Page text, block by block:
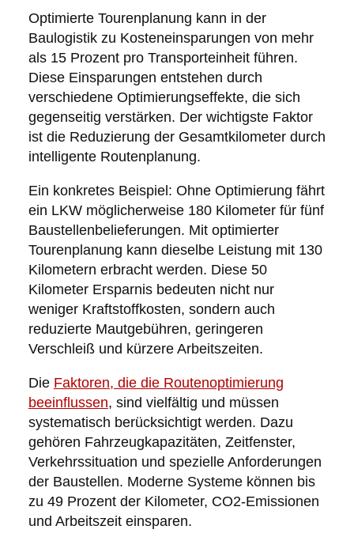
Optimierte Tourenplanung kann in der
Baulogistik zu Kosteneinsparungen von mehr
als 15 Prozent pro Transporteinheit führen.
Diese Einsparungen entstehen durch
verschiedene Optimierungseffekte, die sich
gegenseitig verstärken. Der wichtigste Faktor
ist die Reduzierung der Gesamtkilometer durch
intelligente Routenplanung.
Ein konkretes Beispiel: Ohne Optimierung fährt
ein LKW möglicherweise 180 Kilometer für fünf
Baustellenbelieferungen. Mit optimierter
Tourenplanung kann dieselbe Leistung mit 130
Kilometern erbracht werden. Diese 50
Kilometer Ersparnis bedeuten nicht nur
weniger Kraftstoffkosten, sondern auch
reduzierte Mautgebühren, geringeren
Verschleiß und kürzere Arbeitszeiten.
Die Faktoren, die die Routenoptimierung
beeinflussen, sind vielfältig und müssen
systematisch berücksichtigt werden. Dazu
gehören Fahrzeugkapazitäten, Zeitfenster,
Verkehrssituation und spezielle Anforderungen
der Baustellen. Moderne Systeme können bis
zu 49 Prozent der Kilometer, CO2-Emissionen
und Arbeitszeit einsparen.